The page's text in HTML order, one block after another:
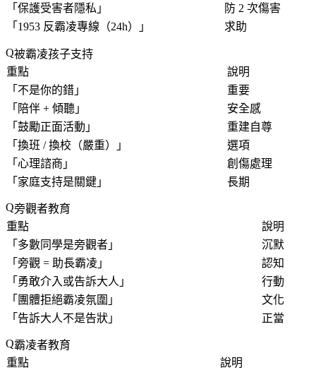
「 保護受害者隱私 」
防 2 次傷害
「 1953 反霸凌專線（24h） 」 求助
被霸凌孩子支持
重點
說明
「不是你的錯」
重要
「 陪伴 + 傾聽 」
安全感
「 鼓勵正面活動 」
重建自尊
「 換班 / 換校（嚴重） 」
選項
「 心理諮商 」
創傷處理
「 家庭支持是關鍵 」 長期
旁觀者教育
重點
說明
「 多數同學是旁觀者 」
沉默
「 旁觀 = 助長霸凌 」
認知
「 勇敢介入或告訴大人 」
行動
「 團體拒絕霸凌氛圍 」
文化
「告訴大人不是告狀」
正當
霸凌者教育
重點
說明